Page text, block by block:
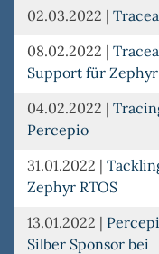
02.03.2022 |
08.02.2022 |
Support für
04.02.2022 |
Percepio
31.01.2022 |
Zephyr RTOS
13.01.2022 |
Silber Sponsor bei